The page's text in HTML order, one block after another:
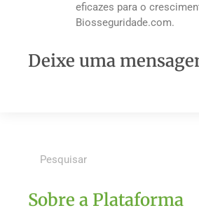
eficazes para o
Biosseguridade.com.
Deixe uma
Sobre a Plataforma